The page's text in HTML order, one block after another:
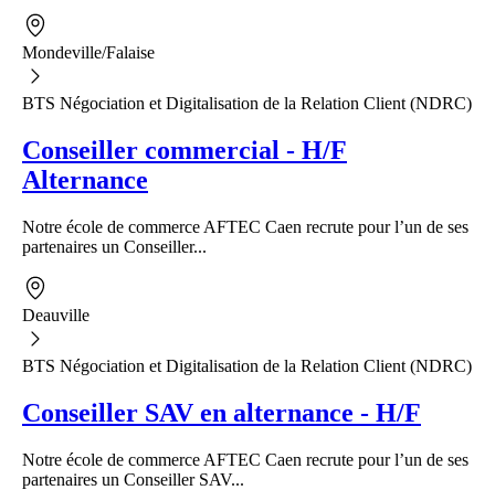
Mondeville/Falaise
BTS Négociation et Digitalisation de la Relation Client (NDRC)
Conseiller commercial - H/F
Alternance
Notre école de commerce AFTEC Caen recrute pour l’un de ses
partenaires un Conseiller...
Deauville
BTS Négociation et Digitalisation de la Relation Client (NDRC)
Conseiller SAV en alternance - H/F
Notre école de commerce AFTEC Caen recrute pour l’un de ses
partenaires un Conseiller SAV...